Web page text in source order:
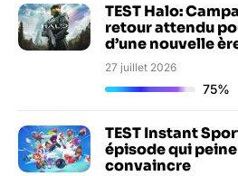
TEST Halo:
retour attendu
d’une nouvelle
27 juillet 2026
75%
TEST Instant
épisode qui
convaincre